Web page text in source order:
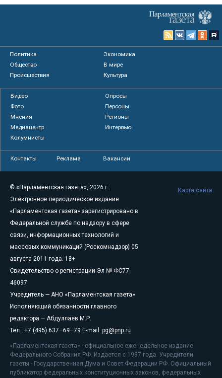
Политика
Экономика
Общество
В мире
Происшествия
Культура
Видео
Опросы
Фото
Персоны
Мнения
Регионы
Медиацентр
Интервью
Колумнисты
Контакты Реклама Вакансии
© «Парламентская газета», 2026 г.
Электронное периодическое издание
«Парламентская газета» зарегистрировано в
Федеральной службе по надзору в сфере
связи, информационных технологий и
массовых коммуникаций (Роскомнадзор) 05
августа 2011 года. 18+
Свидетельство о регистрации Эл № ФС77-
46097
Учредитель — АНО «Парламентская газета»
Исполняющий обязанности главного
редактора — Абдуллаев М.Р.
Тел.: +7 (495) 637–69–79 E-mail: pg@pnp.ru
«Парламентская газета» - официальное еженедельное издание
Федерального Собрания РФ. Издается с 1997 года. Учредители
газеты - Государственная Дума и Совет Федерации РФ. Официальный
публикатор федеральных конституционных законов, федеральных
Карта сайта